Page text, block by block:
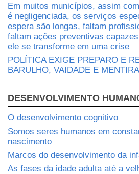
Em muitos municípios, assim
é negligenciada, os serviços
espera são longas, faltam
faltam ações preventivas
ele se transforme em uma crise
POLÍTICA EXIGE PREPARO E
BARULHO, VAIDADE E MENTIRA
DESENVOLVIMENTO
O desenvolvimento cognitivo
Somos seres humanos em
nascimento
Marcos do desenvolvimento da
As fases da idade adulta até a